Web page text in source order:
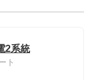
2系統
ト